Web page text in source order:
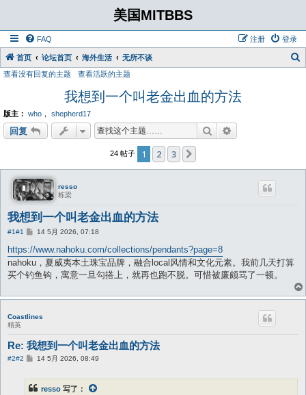
美国MITBBS
FAQ 登录
注册
首页 论坛首页 海外生活 无所不谈
查看没有回复的主题 查看活跃的主题
我想到一个叫老金出血的方法
版主： who ， shepherd17
回复 搜索
24 帖子 1 2 3
resso
栋梁
我想到一个叫老金出血的方法
#1#1
帖14 5月 2026, 07:18
https://www.nahoku.com/collections/pendants?page=8
nahoku，夏威夷本土珠宝品牌，融合local风情和文化元素。我前几天打算
买个钓鱼钩，寓意一旦勾搭上，就再也跑不脱。可惜被廉颇骂了一顿。
Coastlines
精英
Re: 我想到一个叫老金出血的方法
#2#2
帖14 5月 2026, 08:49
resso 写了：